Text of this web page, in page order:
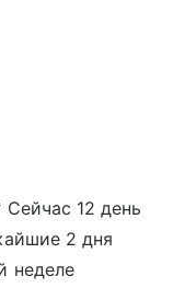
12 день
2 дня
неделе